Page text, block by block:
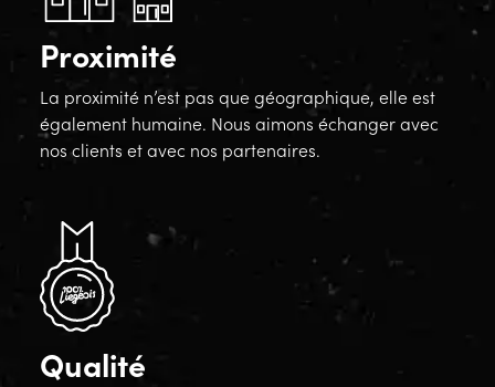
Proximité
La proximité n’est pas que géographique, elle est
également humaine. Nous aimons échanger avec
nos clients et avec nos partenaires.
Qualité